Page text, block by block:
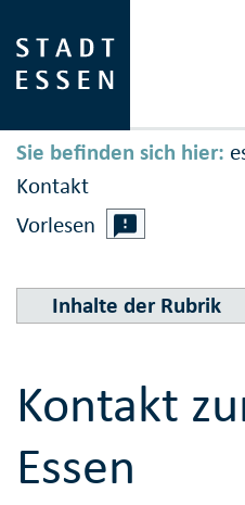
Sie befinden sich hier:
Kontakt
Vorlesen
Inhalte der Rubrik
Kontakt
Essen